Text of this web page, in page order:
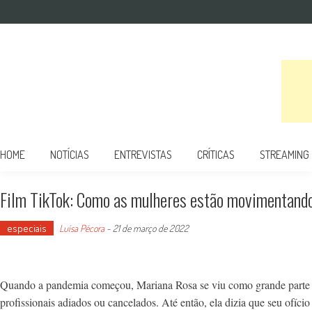
HOME NOTÍCIAS ENTREVISTAS CRÍTICAS STREAMING
Film TikTok: Como as mulheres estão
especiais Luísa Pécora- 21 de março de 2022
Quando a pandemia começou, Mariana Rosa se viu como grande
profissionais adiados ou cancelados. Até então, ela dizia que seu